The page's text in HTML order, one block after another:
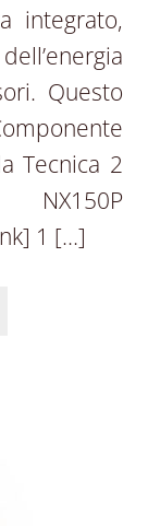
integrato,
Questo
Tecnica 2
1 […]